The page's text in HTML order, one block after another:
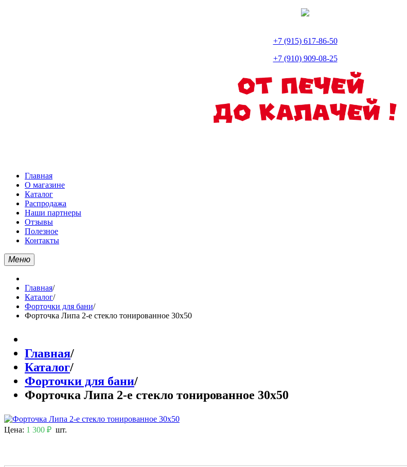
+7 (915) 617-86-50
+7 (910) 909-08-25
Главная
О магазине
Каталог
Распродажа
Наши партнеры
Отзывы
Полезное
Контакты
Меню
Главная/
Каталог/
Форточки для бани/
Форточка Липа 2-е стекло тонированное 30х50
Главная/
Каталог/
Форточки для бани/
Форточка Липа 2-е стекло тонированное 30х50
Цена: 1 300 ₽ шт.